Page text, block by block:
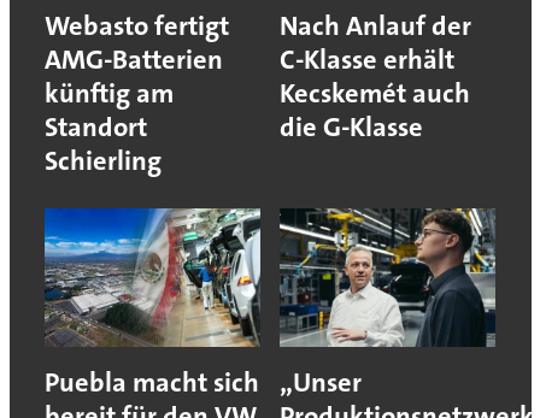
Webasto fertigt
AMG-Batterien
künftig am
Standort
Schierling
Nach Anlauf der
C-Klasse erhält
Kecskemét auch
die G-Klasse
Puebla macht sich
„Unser